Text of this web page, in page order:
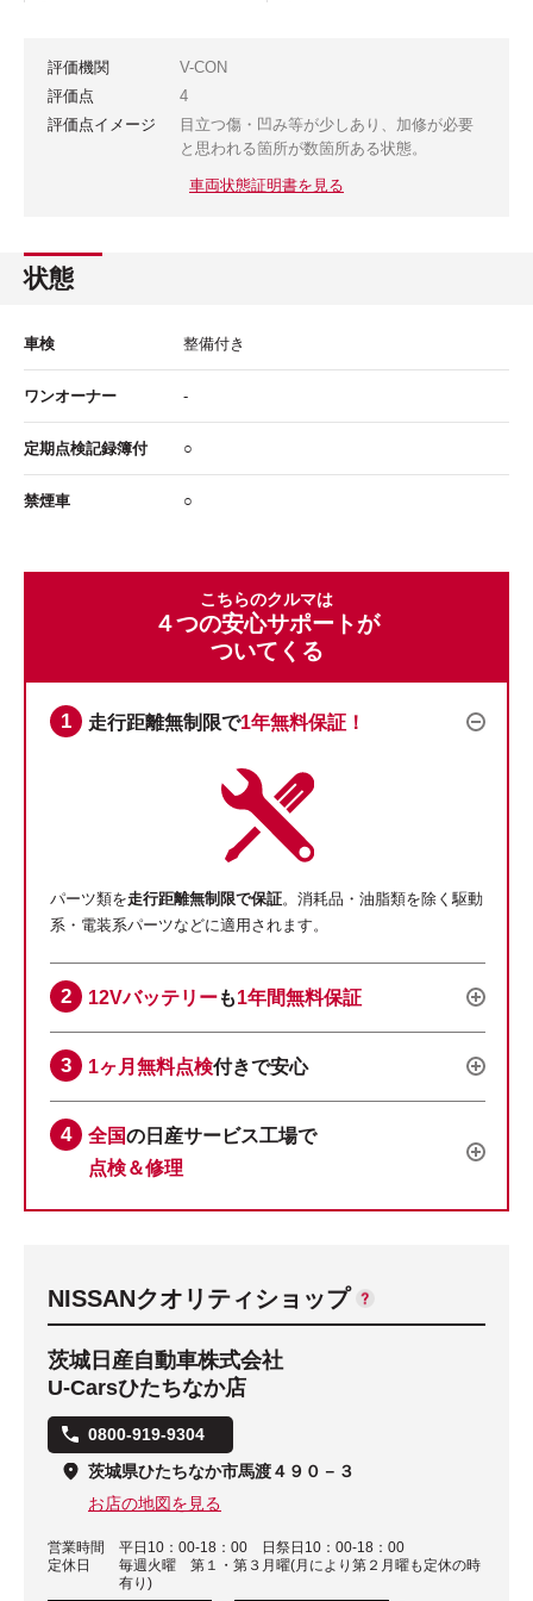
評価機関
V-CON
評価点
4
評価点イメージ
目立つ傷・凹み等が少しあり、加修が必要
と思われる箇所が数箇所ある状態。
車両状態証明書を見る
状態
車検 整備付き
ワンオーナー -
定期点検記録簿付 ○
禁煙車 ○
こちらのクルマは
４つの安心サポートが
ついてくる
走行距離無制限で1年無料保証！
パーツ類を走行距離無制限で保証。消耗品・油脂類を除く駆動
系・電装系パーツなどに適用されます。
12Vバッテリーも1年間無料保証
1ヶ月無料点検付きで安心
全国の日産サービス工場で
点検＆修理
NISSANクオリティショップ
茨城日産自動車株式会社
U-Carsひたちなか店
0800-919-9304
茨城県ひたちなか市馬渡４９０－３
お店の地図を見る
営業時間
平日10：00-18：00 日祭日10：00-18：00
定休日
毎週火曜 第１・第３月曜(月により第２月曜も定休の時
有り)